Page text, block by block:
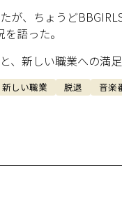
が、ちょうど
語った。
、新しい職業への満足
新しい職業 脱退 音楽